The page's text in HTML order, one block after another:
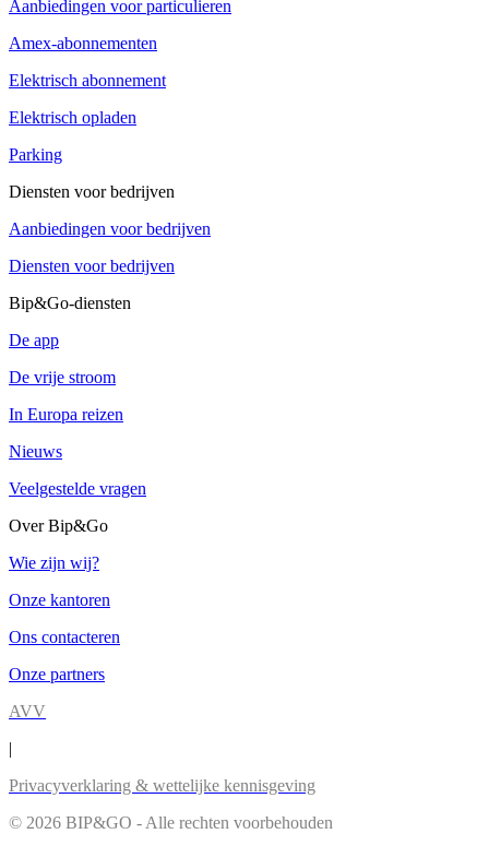
Aanbiedingen voor particulieren
Amex-abonnementen
Elektrisch abonnement
Elektrisch opladen
Parking
Diensten voor bedrijven
Aanbiedingen voor bedrijven
Diensten voor bedrijven
Bip&Go-diensten
De app
De vrije stroom
In Europa reizen
Nieuws
Veelgestelde vragen
Over Bip&Go
Wie zijn wij?
Onze kantoren
Ons contacteren
Onze partners
AVV
|
Privacyverklaring & wettelijke kennisgeving
© 2026 BIP&GO - Alle rechten voorbehouden